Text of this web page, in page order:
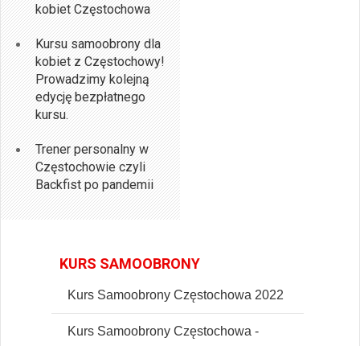
kobiet Częstochowa
Kursu samoobrony dla
kobiet z Częstochowy!
Prowadzimy kolejną
edycję bezpłatnego
kursu.
Trener personalny w
Częstochowie czyli
Backfist po pandemii
KURS SAMOOBRONY
Kurs Samoobrony Częstochowa 2022
Kurs Samoobrony Częstochowa -